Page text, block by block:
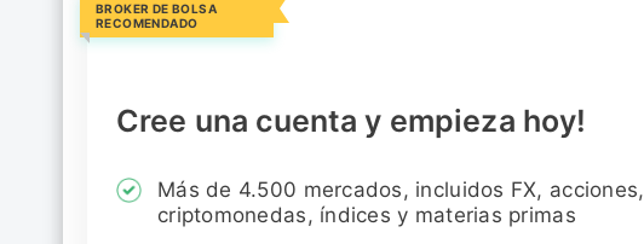
BROKER DE BOLSA
RECOMENDADO
Cree una cuenta y empieza hoy!
Más de 4.500 mercados, incluidos FX, acciones,
criptomonedas, índices y materias primas